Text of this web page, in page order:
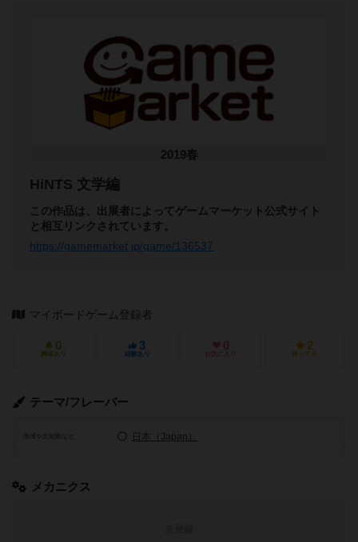
2019春
HiNTS 文学編
この作品は、出展者によってゲームマーケット公式サイト
と相互リンクされています。
https://gamemarket.jp/game/136537
マイボードゲーム登録者
0
興味あり
3
経験あり
0
お気に入り
2
持ってる
テーマ/フレーバー
地域や文化圏など 日本（Japan）
メカニクス